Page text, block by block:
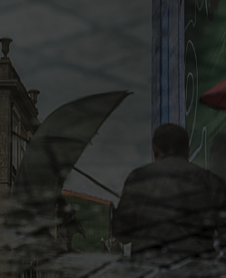
2024
2023
2022
2021
Obras
de